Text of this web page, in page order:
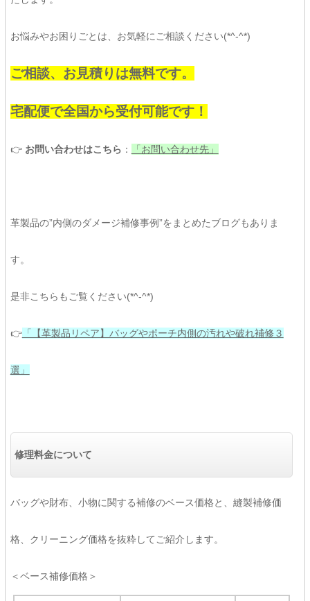
お悩みやお困りごとは、お気軽にご相談ください(*^-^*)
ご相談、お見積りは無料です。
宅配便で全国から受付可能です！
👉 お問い合わせはこちら ： 「お問い合わせ先」
革製品の”内側のダメージ補修事例”をまとめたブログもありま
す。
是非こちらもご覧ください(*^-^*)
👉「【革製品リペア】バッグやポーチ内側の汚れや破れ補修３
選」
修理料金について
バッグや財布、小物に関する補修のベース価格と、縫製補修価
格、クリーニング価格を抜粋してご紹介します。
＜ベース補修価格＞